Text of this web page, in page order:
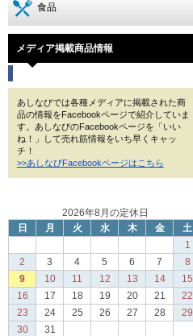
食品
メディア掲載商品情報
あしなびでは各種メディアに掲載された商
品の情報をFacebookページで紹介していま
す。あしなびのFacebookページを「いい
ね！」して売れ筋情報をいち早くキャッ
チ！
>>あしなびFacebookページはこちら
2026年8月の定休日
日
月 火 水 木 金
土
1
2
3 4 5 6 7
8
9
10 11 12 13 14
15
16
17 18 19 20 21
22
23
24 25 26 27 28
29
30
31